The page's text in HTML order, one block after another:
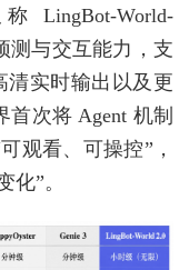
LingBot-World-
测与交互能力，支
清实时输出以及更
次将 Agent 机制
观看、可操控”，
”。